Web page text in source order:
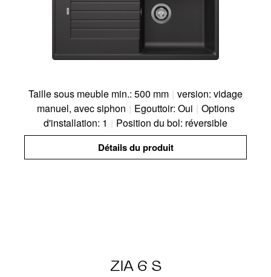
Taille sous meuble min.: 500 mm | version: vidage
manuel, avec siphon | Egouttoir: Oui | Options
d'installation: 1 | Position du bol: réversible
Détails du produit
ZIA 6 S